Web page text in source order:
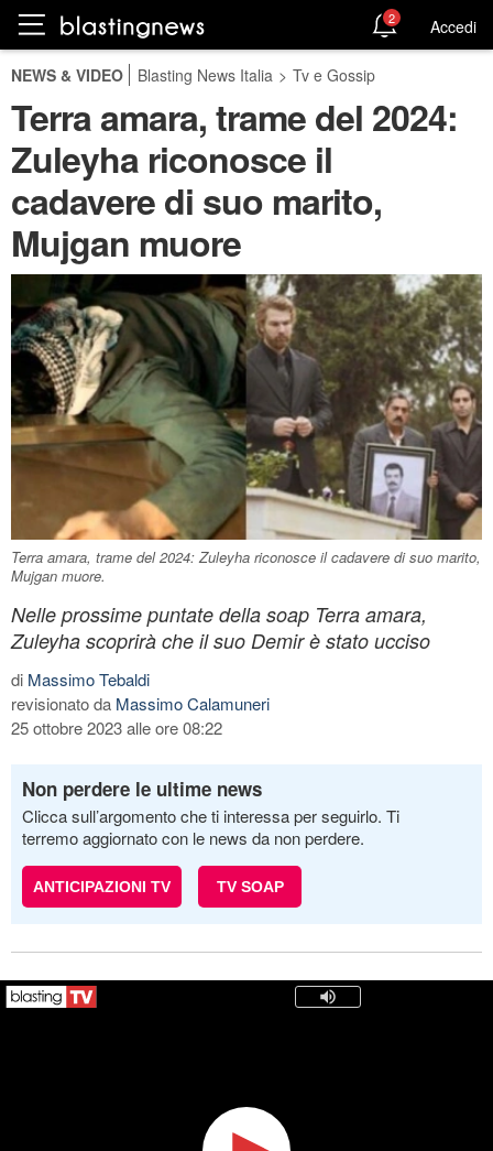
2 Accedi
NEWS & VIDEO Blasting News Italia > Tv e Gossip
Terra amara, trame del 2024:
Zuleyha riconosce il
cadavere di suo marito,
Mujgan muore
Terra amara, trame del 2024: Zuleyha riconosce il cadavere di suo marito,
Mujgan muore.
Nelle prossime puntate della soap Terra amara,
Zuleyha scoprirà che il suo Demir è stato ucciso
di Massimo Tebaldi
revisionato da Massimo Calamuneri
25 ottobre 2023 alle ore 08:22
Non perdere le ultime news
Clicca sull’argomento che ti interessa per seguirlo. Ti
terremo aggiornato con le news da non perdere.
ANTICIPAZIONI TV TV SOAP